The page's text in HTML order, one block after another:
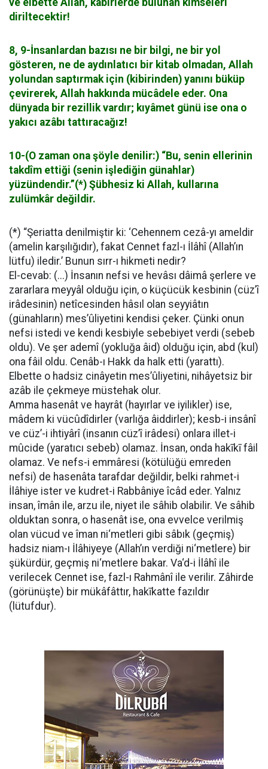
ve elbette Allah, kabirlerde bulunan kimseleri
diriltecektir!
8, 9-İnsanlardan bazısı ne bir bilgi, ne bir yol
gösteren, ne de aydınlatıcı bir kitab olmadan, Allah
yolundan saptırmak için (kibirinden) yanını büküp
çevirerek, Allah hakkında mücâdele eder. Ona
dünyada bir rezillik vardır; kıyâmet günü ise ona o
yakıcı azâbı tattıracağız!
10-(O zaman ona şöyle denilir:) “Bu, senin ellerinin
takdîm ettiği (senin işlediğin günahlar)
yüzündendir.”(*) Şübhesiz ki Allah, kullarına
zulümkâr değildir.
(*) “Şeriatta denilmiştir ki: ‘Cehennem cezâ-yı ameldir
(amelin karşılığıdır), fakat Cennet fazl-ı İlâhî (Allah’ın
lütfu) iledir.’ Bunun sırr-ı hikmeti nedir?
El-cevab: (...) İnsanın nefsi ve hevâsı dâimâ şerlere ve
zararlara meyyâl olduğu için, o küçücük kesbinin (cüz’î
irâdesinin) netîcesinden hâsıl olan seyyiâtın
(günahların) mes’ûliyetini kendisi çeker. Çünki onun
nefsi istedi ve kendi kesbiyle sebebiyet verdi (sebeb
oldu). Ve şer ademî (yokluğa âid) olduğu için, abd (kul)
ona fâil oldu. Cenâb-ı Hakk da halk etti (yarattı).
Elbette o hadsiz cinâyetin mes’ûliyetini, nihâyetsiz bir
azâb ile çekmeye müstehak olur.
Amma hasenât ve hayrât (hayırlar ve iyilikler) ise,
mâdem ki vücûdîdirler (varlığa âiddirler); kesb-i insânî
ve cüz’-i ihtiyârî (insanın cüz’î irâdesi) onlara illet-i
mûcide (yaratıcı sebeb) olamaz. İnsan, onda hakīkī fâil
olamaz. Ve nefs-i emmâresi (kötülüğü emreden
nefsi) de hasenâta tarafdar değildir, belki rahmet-i
İlâhiye ister ve kudret-i Rabbâniye îcâd eder. Yalnız
insan, îmân ile, arzu ile, niyet ile sâhib olabilir. Ve sâhib
olduktan sonra, o hasenât ise, ona evvelce verilmiş
olan vücud ve îman ni‘metleri gibi sâbık (geçmiş)
hadsiz niam-ı İlâhiyeye (Allah’ın verdiği ni‘metlere) bir
şükürdür, geçmiş ni‘metlere bakar. Va‘d-i İlâhî ile
verilecek Cennet ise, fazl-ı Rahmânî ile verilir. Zâhirde
(görünüşte) bir mükâfâttır, hakīkatte fazıldır
(lütufdur).